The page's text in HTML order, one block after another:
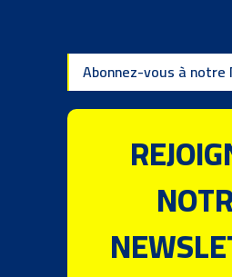
Abonnez-vous à